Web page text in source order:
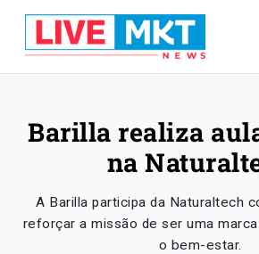
Barilla realiza
na
A Barilla participa da Naturaltech
reforçar a missão de ser uma
o bem-estar.